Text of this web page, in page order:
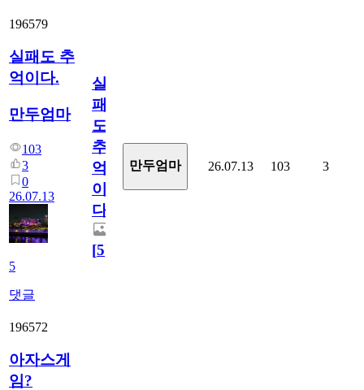
196579
실패도 추
억이다.
만두엄마
103
3
0
26.07.13
5
댓글
실
패
도
추
억
이
다.
[5]
만두엄마 26.07.13 103 3
196572
아자스게
임?